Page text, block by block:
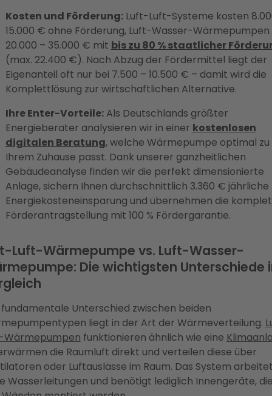
Kosten und Förderung:Luft-Luft-Systeme kosten
15.000 € ohne Förderung, Luft-Wasser-Wärmepumpen
20.000 – 35.000 € mit bis zu 80 % staatlicher
(max. 22.400 €). Nach Abzug der Fördermittel liegt der
Eigenanteil oft nur bei 7.500 – 10.500 € – damit wird die
Komplettlösung zur wirtschaftlichen Alternative.
Ihre Enter-Vorteile:Als Deutschlands größter
Energieberater analysieren wir in einer kostenlosen
digitalen Beratung, welche Wärmepumpe optimal zu
Ihrem Zuhause passt. Dank unserer ganzheitlichen
Gebäudeanalyse finden wir die perfekt dimensionierte
Anlage, sichern Ihnen durchschnittlich 3.360 € jährliche
Energiekosteneinsparung und übernehmen die
Förderantragstellung mit 100 % Fördergarantie.
Luft-Wärmepumpe vs. Luft-Wasser-
Die wichtigsten Unterschiede
Unterschied zwischen beiden
liegt in der Art der Wärmeverteilung.
Wärmepumpen funktionieren ähnlich wie eine
die Raumluft direkt und verteilen diese über
oder Luftauslässe im Raum. Das System
Wasserleitungen und benötigt lediglich Innengeräte,